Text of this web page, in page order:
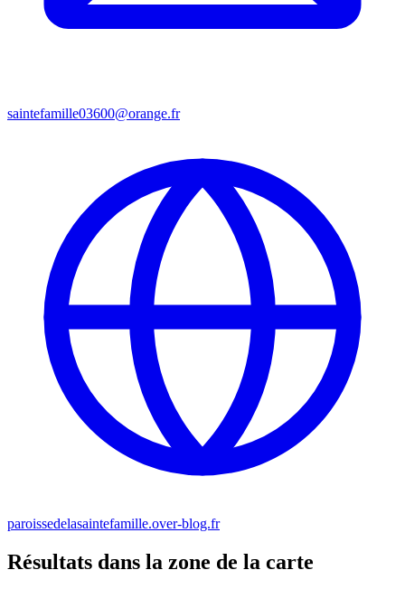
saintefamille03600@orange.fr
paroissedelasaintefamille.over-blog.fr
Résultats dans la zone de la carte